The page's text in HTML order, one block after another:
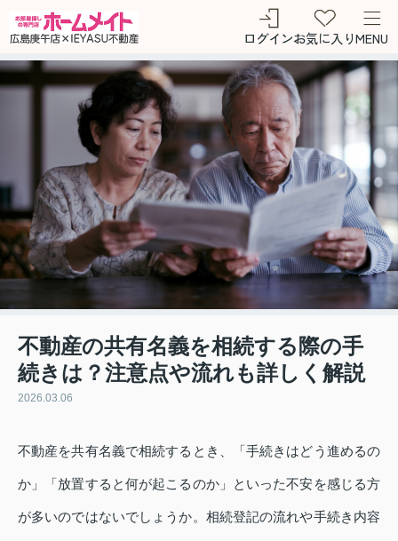
ログインお気に入りMENU
不動産の共有名義を相続する際の手
続きは？注意点や流れも詳しく解説
2026.03.06
不動産を共有名義で相続するとき、「手続きはどう進めるの
か」「放置すると何が起こるのか」といった不安を感じる方
が多いのではないでしょうか。相続登記の流れや手続き内容